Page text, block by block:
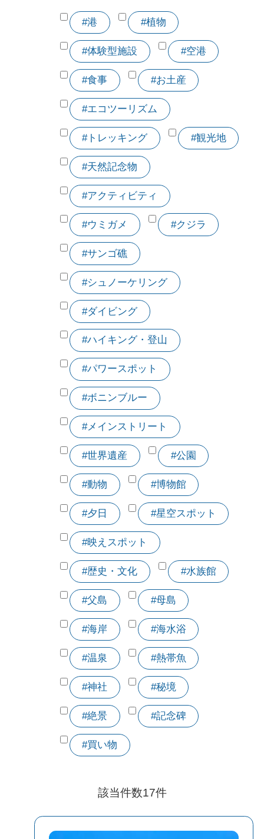
#港 #植物
#体験型施設 #空港
#食事 #お土産
#エコツーリズム
#トレッキング #観光地
#天然記念物
#アクティビティ
#ウミガメ #クジラ
#サンゴ礁
#シュノーケリング
#ダイビング
#ハイキング・登山
#パワースポット
#ボニンブルー
#メインストリート
#世界遺産 #公園
#動物 #博物館
#夕日 #星空スポット
#映えスポット
#歴史・文化 #水族館
#父島 #母島
#海岸 #海水浴
#温泉 #熱帯魚
#神社 #秘境
#絶景 #記念碑
#買い物
該当件数17件